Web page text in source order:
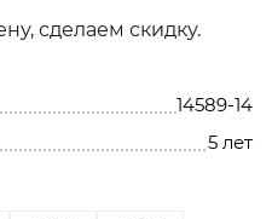
сделаем скидку.
14589-14
5 лет